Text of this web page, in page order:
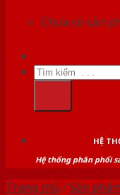
Chưa có sản
Tìm
kiếm:
HỆ
Hệ thống phân phối
Trang chủ /Sản